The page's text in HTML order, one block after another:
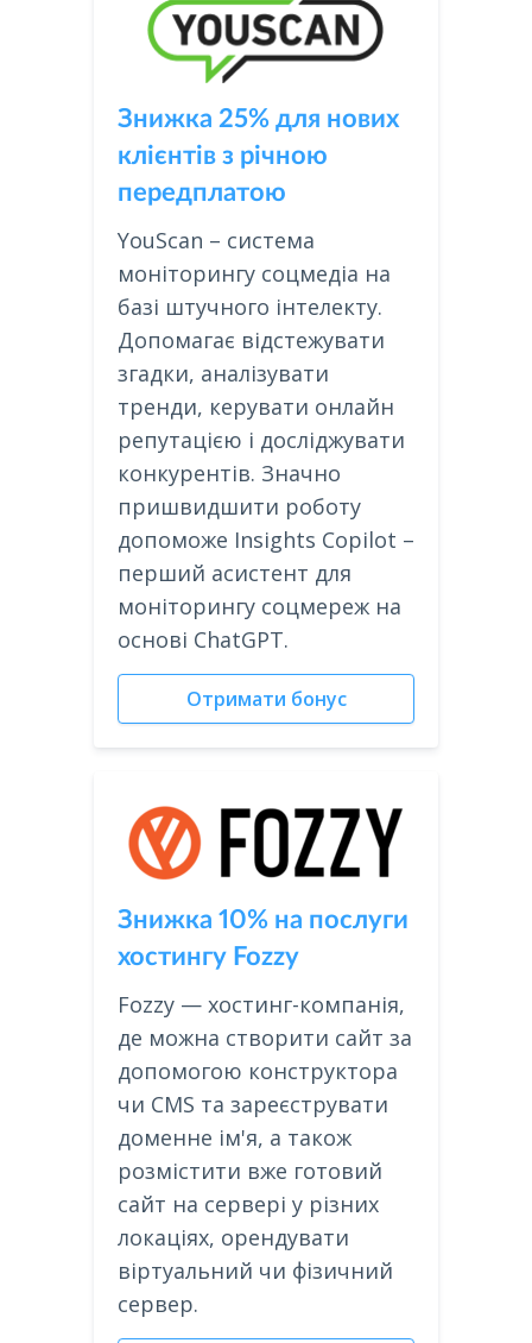
Знижка 25% для нових
клієнтів з річною
передплатою
YouScan – система
моніторингу соцмедіа на
базі штучного інтелекту.
Допомагає відстежувати
згадки, аналізувати
тренди, керувати онлайн
репутацією і досліджувати
конкурентів. Значно
пришвидшити роботу
допоможе Insights Copilot –
перший асистент для
моніторингу соцмереж на
основі ChatGPT.
Отримати бонус
Знижка 10% на послуги
хостингу Fozzy
Fozzy — хостинг-компанія,
де можна створити сайт за
допомогою конструктора
чи CMS та зареєструвати
доменне ім'я, а також
розмістити вже готовий
сайт на сервері у різних
локаціях, орендувати
віртуальний чи фізичний
сервер.